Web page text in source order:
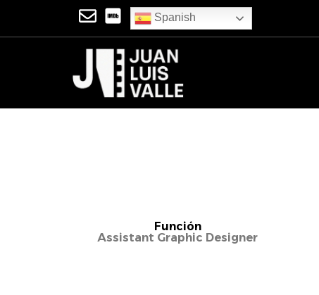
Spanish
Función
Assistant Graphic Designer